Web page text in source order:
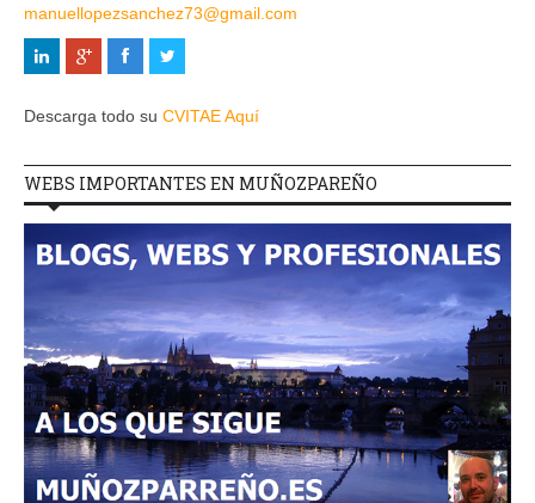
manuellopezsanchez73@gmail.com
Descarga todo su CVITAE Aquí
WEBS IMPORTANTES EN MUÑOZPAREÑO